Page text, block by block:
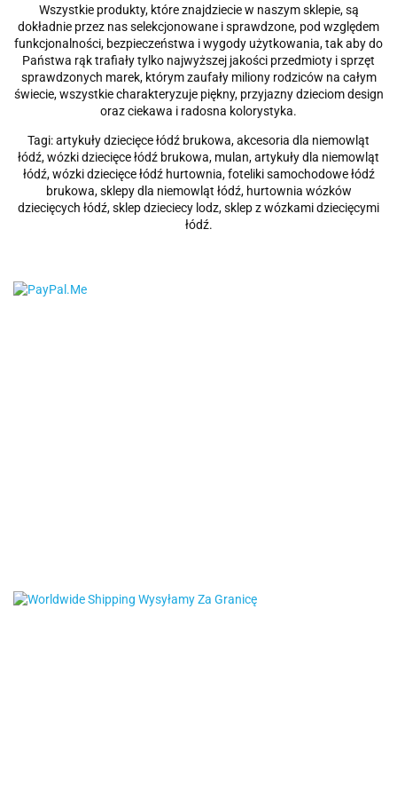
Wszystkie produkty, które znajdziecie w naszym sklepie, są
dokładnie przez nas selekcjonowane i sprawdzone, pod względem
funkcjonalności, bezpieczeństwa i wygody użytkowania, tak aby do
Państwa rąk trafiały tylko najwyższej jakości przedmioty i sprzęt
sprawdzonych marek, którym zaufały miliony rodziców na całym
świecie, wszystkie charakteryzuje piękny, przyjazny dzieciom design
oraz ciekawa i radosna kolorystyka.
Tagi: artykuły dziecięce łódź brukowa, akcesoria dla niemowląt
łódź, wózki dziecięce łódź brukowa, mulan, artykuły dla niemowląt
łódź, wózki dziecięce łódź hurtownia, foteliki samochodowe łódź
brukowa, sklepy dla niemowląt łódź, hurtownia wózków
dziecięcych łódź, sklep dzieciecy lodz, sklep z wózkami dziecięcymi
łódź.